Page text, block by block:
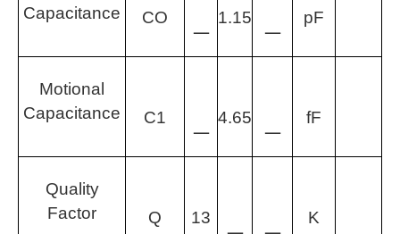
Capacitance
CO
一
1.15
一
pF
Motional
Capacitance
C1
一
4.65
一
fF
Quality
Factor
Q
13
K